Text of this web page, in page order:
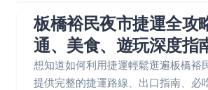
板橋裕民夜市捷運全攻
通、美食、遊玩深度指
想知道如何利用捷運輕鬆逛遍板橋裕
提供完整的捷運路線、出口指南、必